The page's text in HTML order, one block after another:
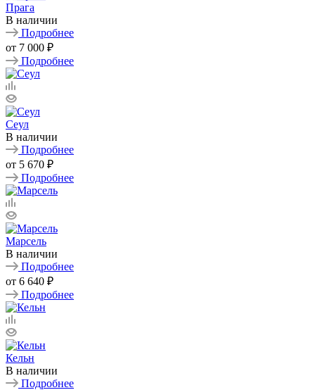
Прага
В наличии
Подробнее
от 7 000 ₽
Подробнее
Сеул
В наличии
Подробнее
от 5 670 ₽
Подробнее
Марсель
В наличии
Подробнее
от 6 640 ₽
Подробнее
Кельн
В наличии
Подробнее